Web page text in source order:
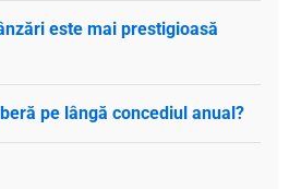
este mai prestigioasă
pe lângă concediul anual?